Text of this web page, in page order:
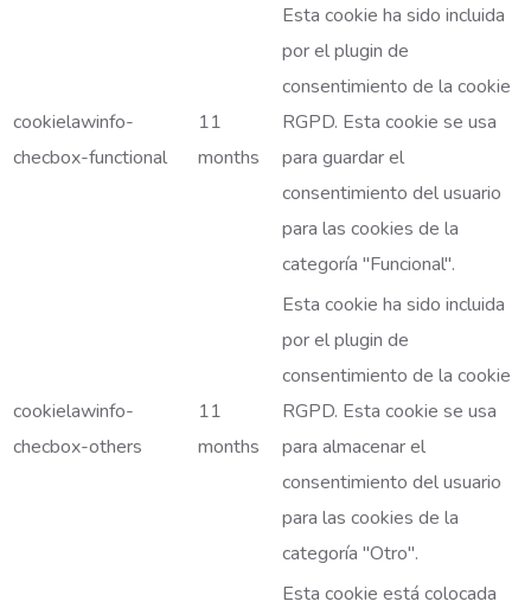
cookielawinfo-
checbox-functional
11
months
Esta cookie ha sido incluida
por el plugin de
consentimiento de la cookie
RGPD. Esta cookie se usa
para guardar el
consentimiento del usuario
para las cookies de la
categoría "Funcional".
cookielawinfo-
checbox-others
11
months
Esta cookie ha sido incluida
por el plugin de
consentimiento de la cookie
RGPD. Esta cookie se usa
para almacenar el
consentimiento del usuario
para las cookies de la
categoría "Otro".
Esta cookie está colocada